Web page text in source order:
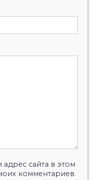
сайта в этом
комментариев.